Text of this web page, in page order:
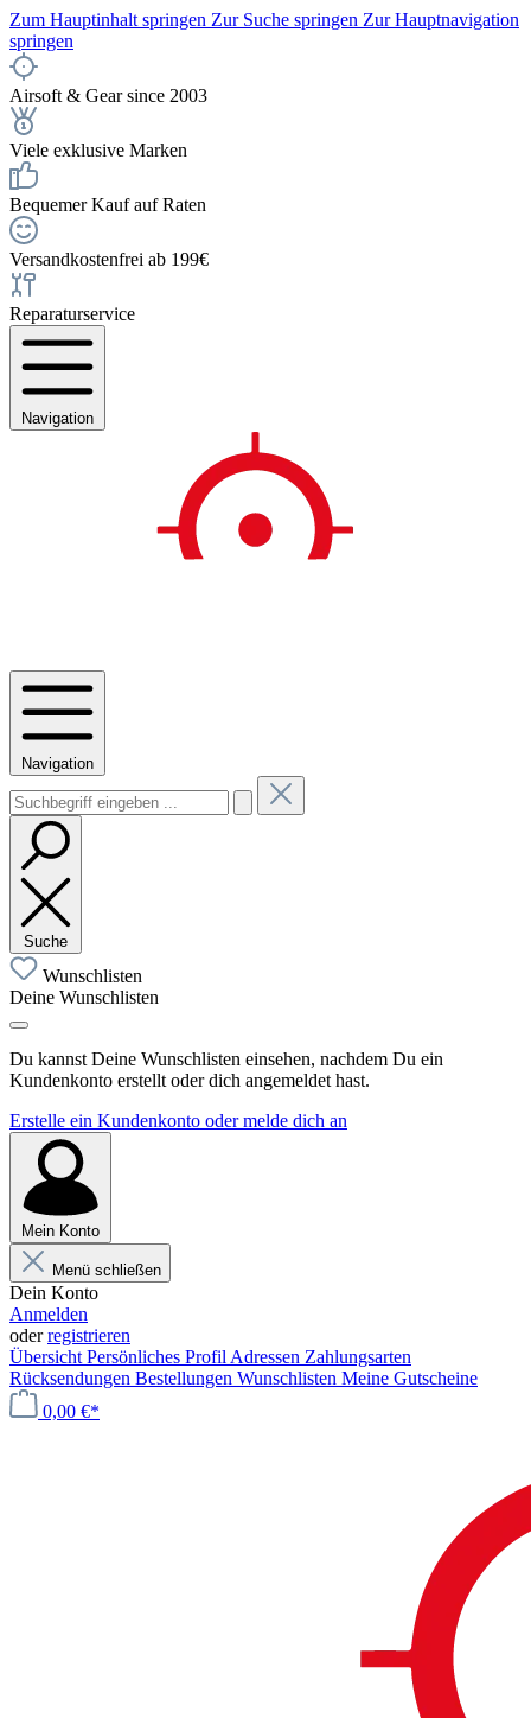
Zum Hauptinhalt springen Zur Suche springen Zur Hauptnavigation
springen
Airsoft & Gear since 2003
Viele exklusive Marken
Bequemer Kauf auf Raten
Versandkostenfrei ab 199€
Reparaturservice
Navigation
Navigation
Suche
Wunschlisten
Deine Wunschlisten
Du kannst Deine Wunschlisten einsehen, nachdem Du ein
Kundenkonto erstellt oder dich angemeldet hast.
Erstelle ein Kundenkonto oder melde dich an
Mein Konto
Menü schließen
Dein Konto
Anmelden
oderregistrieren
Übersicht Persönliches Profil Adressen Zahlungsarten
Rücksendungen Bestellungen Wunschlisten Meine Gutscheine
0,00 €*